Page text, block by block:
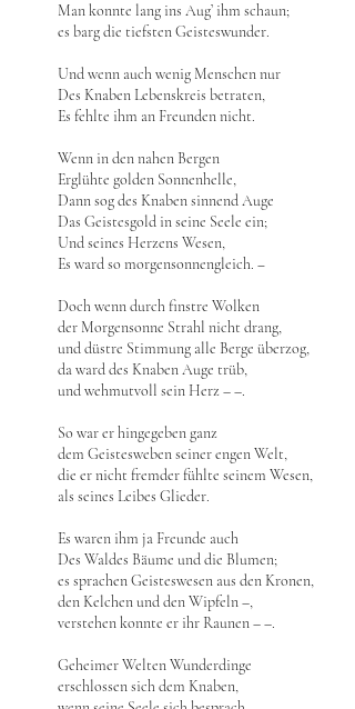
Man konnte lang ins Aug’ ihm schaun;
es barg die tiefsten Geisteswunder.
Und wenn auch wenig Menschen nur
Des Knaben Lebenskreis betraten,
Es fehlte ihm an Freunden nicht.
Wenn in den nahen Bergen
Erglühte golden Sonnenhelle,
Dann sog des Knaben sinnend Auge
Das Geistesgold in seine Seele ein;
Und seines Herzens Wesen,
Es ward so morgensonnengleich. ‒
Doch wenn durch finstre Wolken
der Morgensonne Strahl nicht drang,
und düstre Stimmung alle Berge überzog,
da ward des Knaben Auge trüb,
und wehmutvoll sein Herz – –.
So war er hingegeben ganz
dem Geistesweben seiner engen Welt,
die er nicht fremder fühlte seinem Wesen,
als seines Leibes Glieder.
Es waren ihm ja Freunde auch
Des Waldes Bäume und die Blumen;
es sprachen Geisteswesen aus den Kronen,
den Kelchen und den Wipfeln –,
verstehen konnte er ihr Raunen – –.
Geheimer Welten Wunderdinge
erschlossen sich dem Knaben,